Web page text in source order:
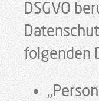
DSGVO
folgenden